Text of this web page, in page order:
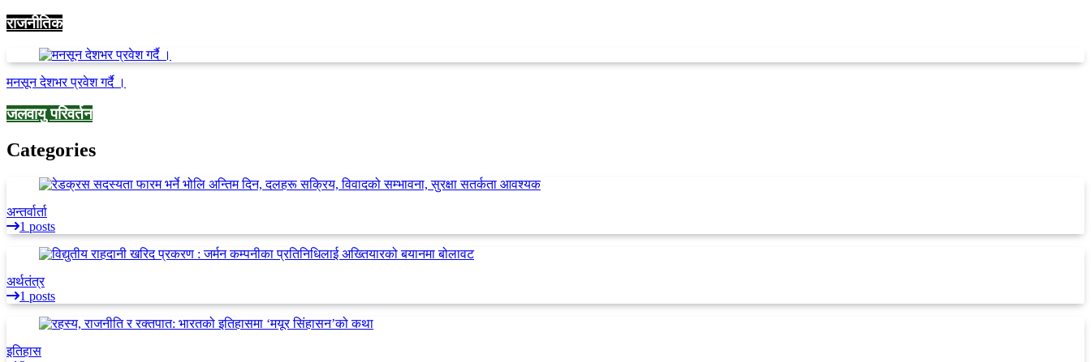
राजनीतिक
मनसून देशभर प्रवेश गर्दै ।
जलवायु परिवर्तन
Categories
अन्तर्वार्ता
1 posts
अर्थतंत्र
1 posts
इतिहास